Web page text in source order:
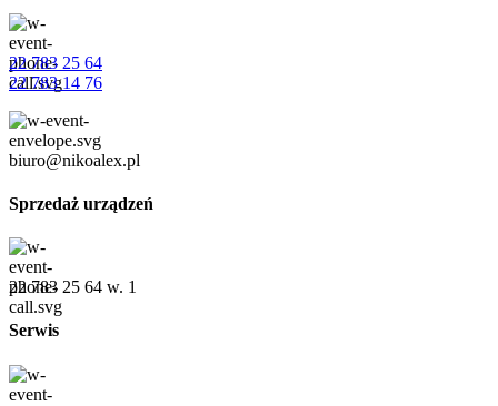
22 783 25 64
22 783 14 76
biuro@nikoalex.pl
Sprzedaż urządzeń
22 783 25 64 w. 1
Serwis